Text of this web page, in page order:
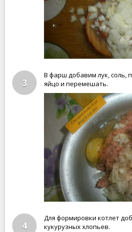
3
В фарш добавим лук, соль,
яйцо и перемешать.
4
Для формировки котлет
кукурузных хлопьев.